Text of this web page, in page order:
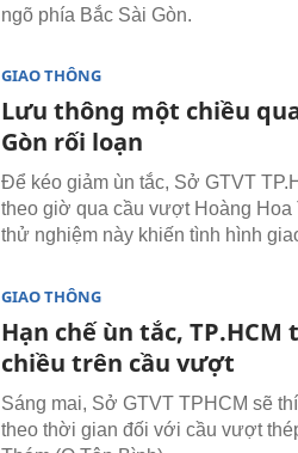
ngõ phía Bắc Sài Gòn.
GIAO THÔNG
Lưu thông một chiều
Gòn rối loạn
Để kéo giảm ùn tắc, Sở GTVT
theo giờ qua cầu vượt Hoàng Hoa
thử nghiệm này khiến tình hình
GIAO THÔNG
Hạn chế ùn tắc,
chiều trên cầu vượt
Sáng mai, Sở GTVT TPHCM sẽ
theo thời gian đối với cầu vượt